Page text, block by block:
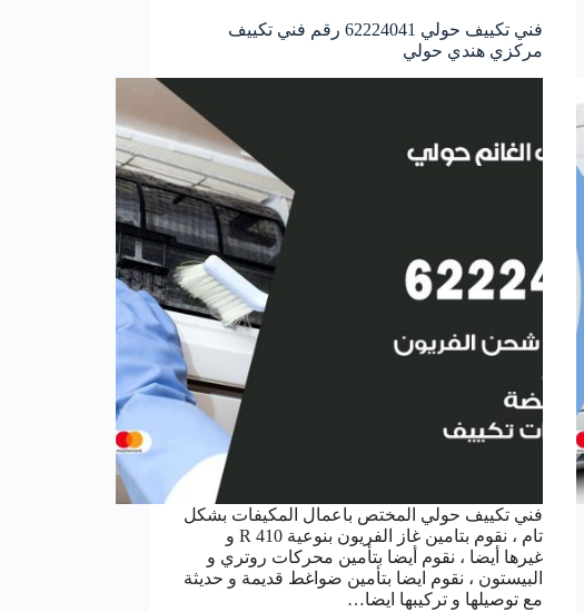
فني تكييف حولي 62224041 رقم فني تكييف
مركزي هندي حولي
فني تكييف حولي المختص باعمال المكيفات بشكل
تام ، نقوم بتامين غاز الفريون بنوعية R 410 و
غيرها أيضا ، نقوم أيضا بتأمين محركات روتري و
البيستون ، نقوم ايضا بتأمين ضواغط قديمة و حديثة
مع توصيلها و تركيبها ايضا…